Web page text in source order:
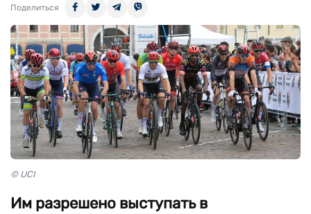
Поделиться
© UCI
Им разрешено выступать в